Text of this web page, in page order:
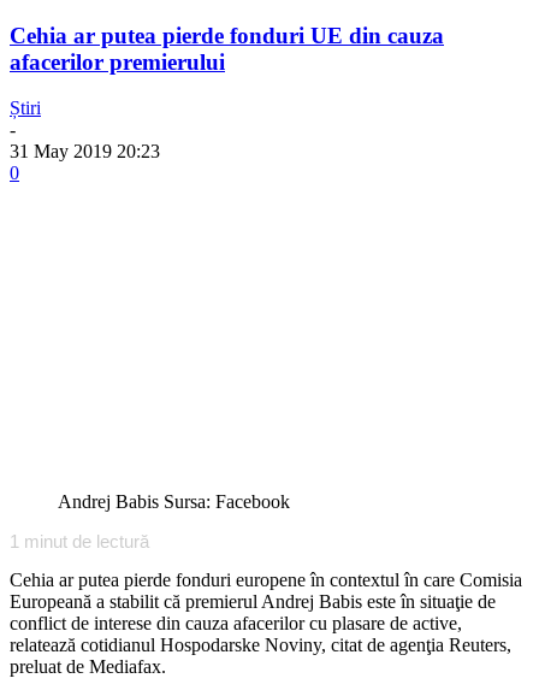
Cehia ar putea pierde fonduri UE din cauza
afacerilor premierului
Știri
-
31 May 2019 20:23
0
Andrej Babis Sursa: Facebook
1 minut de lectură
Cehia ar putea pierde fonduri europene în contextul în care Comisia
Europeană a stabilit că premierul Andrej Babis este în situaţie de
conflict de interese din cauza afacerilor cu plasare de active,
relatează cotidianul Hospodarske Noviny, citat de agenţia Reuters,
preluat de Mediafax.